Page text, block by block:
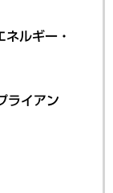
ルギー・
ライアン